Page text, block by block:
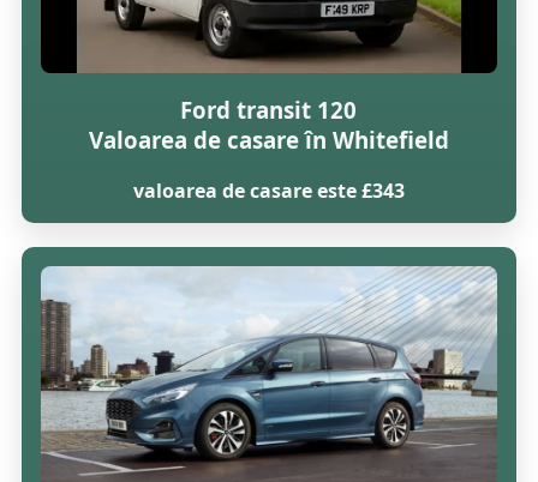
Ford transit 120
Valoarea de casare în Whitefield
valoarea de casare este £343